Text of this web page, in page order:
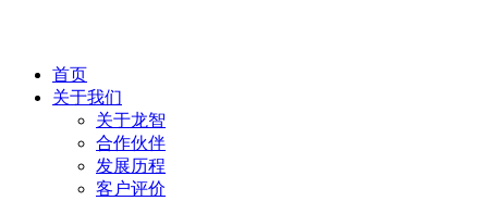
首页
关于我们
关于龙智
合作伙伴
发展历程
客户评价